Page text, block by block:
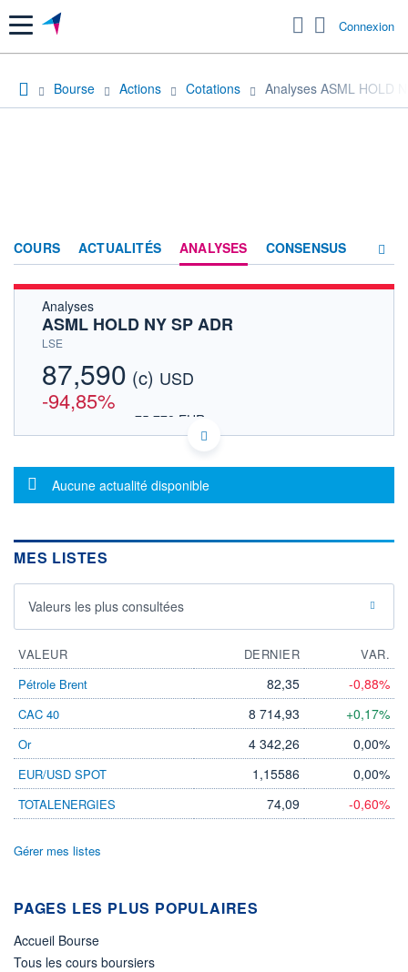
Menu Connexion
Bourse Actions Cotations Analyses ASML HOLD
COURS ACTUALITÉS ANALYSES CONSENSUS
Analyses
ASML HOLD NY SP ADR
LSE
87,590 (c) USD
-94,85%
75,778 EUR
DONNÉES TEMPS DIFFÉRÉ
Politique d'exécution
Cotation sur les autres places
0,000
0,000 0,000
VOLUME
7 317 0,00%
VALORISATION
33 998 MUSD
DERNIER ÉCHANGE
08.06.26 / 08:50:00
LIMITE À LA
428,284
LIMITE À LA
518,276
ESTIMÉ 2026
-
PER ESTIMÉ
2026
DERNIER
DIVIDENDE DERNIER
Non éligible
Boursobank
Message d'information
Aucune actualité disponible
MES LISTES
Valeurs les plus consultées
VALEUR DERNIER
VAR.
Pétrole Brent
82,35 -0,88%
CAC 40 8 714,93 +0,17%
Or 4 342,26 0,00%
EUR/USD SPOT 1,15586 0,00%
TOTALENERGIES 74,09 -0,60%
Gérer mes listes
PAGES LES PLUS POPULAIRES
Accueil Bourse
Tous les cours boursiers